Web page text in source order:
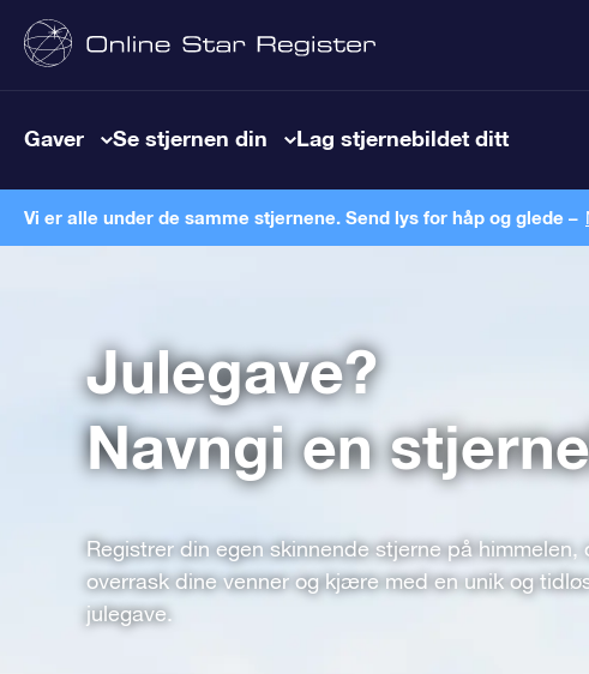
Gaver Se stjernen din Lag stjernebildet ditt
Vi er alle under de samme stjernene. Send lys for håp og glede –
Julegave?
Navngi en
Registrer din egen skinnende stjerne på himmelen,
overrask dine venner og kjære med en unik og
julegave.